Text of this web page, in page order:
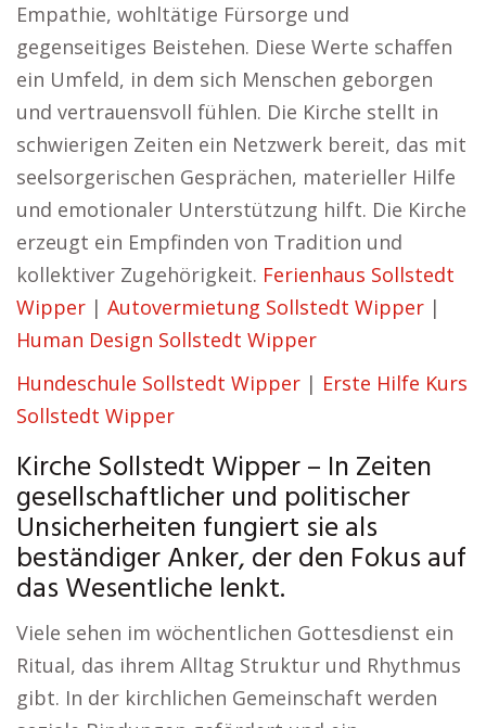
Empathie, wohltätige Fürsorge und
gegenseitiges Beistehen. Diese Werte schaffen
ein Umfeld, in dem sich Menschen geborgen
und vertrauensvoll fühlen. Die Kirche stellt in
schwierigen Zeiten ein Netzwerk bereit, das mit
seelsorgerischen Gesprächen, materieller Hilfe
und emotionaler Unterstützung hilft. Die Kirche
erzeugt ein Empfinden von Tradition und
kollektiver Zugehörigkeit. Ferienhaus Sollstedt
Wipper | Autovermietung Sollstedt Wipper |
Human Design Sollstedt Wipper
Hundeschule Sollstedt Wipper | Erste Hilfe Kurs
Sollstedt Wipper
Kirche Sollstedt Wipper – In Zeiten
gesellschaftlicher und politischer
Unsicherheiten fungiert sie als
beständiger Anker, der den Fokus auf
das Wesentliche lenkt.
Viele sehen im wöchentlichen Gottesdienst ein
Ritual, das ihrem Alltag Struktur und Rhythmus
gibt. In der kirchlichen Gemeinschaft werden